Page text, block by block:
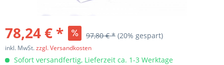
78,24 € * 97,80 € * (20% gespart)
inkl. MwSt.zzgl. Versandkosten
Sofort versandfertig, Lieferzeit ca. 1-3 Werktage